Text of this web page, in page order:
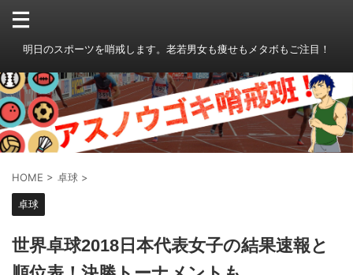
明日のスポーツを哨戒します。老若男女も痩せもメタボもご注目！
HOME > 卓球 >
卓球
世界卓球2018日本代表女子の結果速報と